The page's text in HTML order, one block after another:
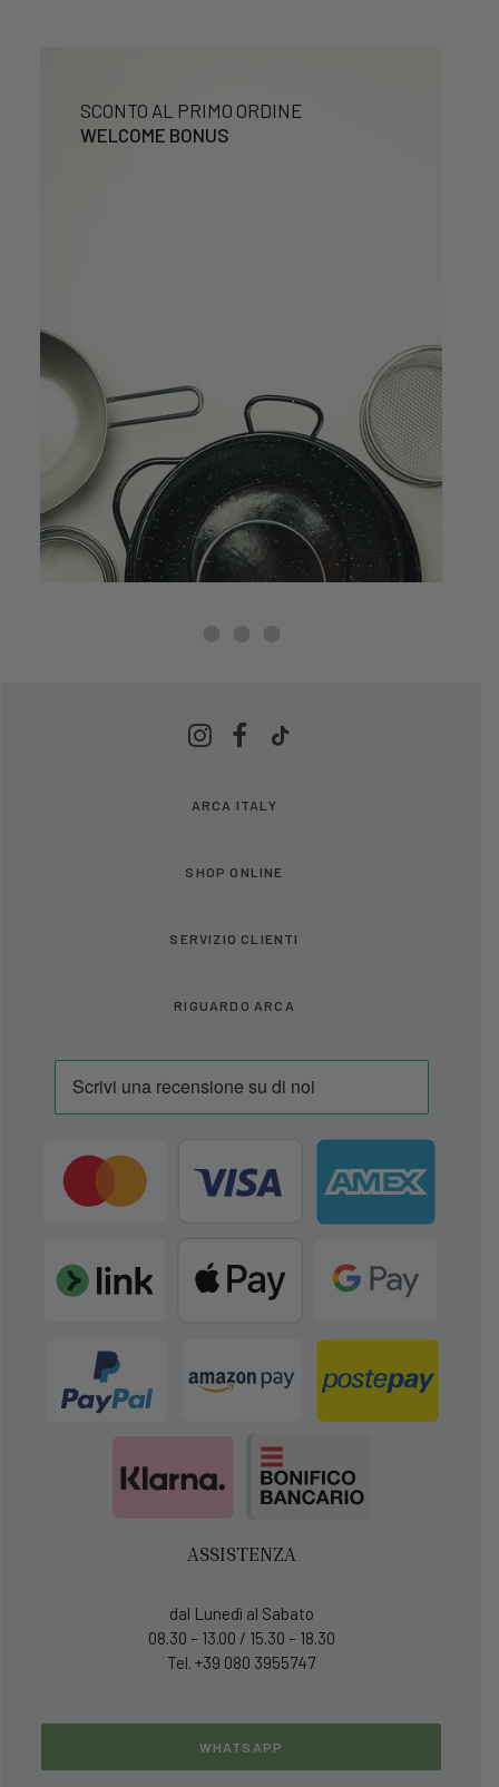
SCONTO AL PRIMO ORDINE
WELCOME BONUS
ARCA ITALY
SHOP ONLINE
SERVIZIO CLIENTI
RIGUARDO ARCA
ASSISTENZA
dal Lunedì al Sabato
08.30 – 13.00 / 15.30 – 18.30
Tel. +39 080 3955747
WHATSAPP